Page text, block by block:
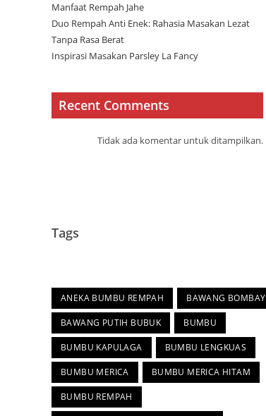
Manfaat Rempah Jahe
Duo Rempah Anti Enek: Rahasia Masakan Lezat
Tanpa Rasa Berat
Inspirasi Masakan Parsley La Fancy
Recent Comments
Tidak ada komentar untuk ditampilkan.
Tags
ANEKA BUMBU REMPAH BAWANG BOMBAY
BAWANG PUTIH BUBUK BUMBU
BUMBU KAPULAGA BUMBU LENGKUAS
BUMBU MERICA BUMBU MERICA HITAM
BUMBU REMPAH